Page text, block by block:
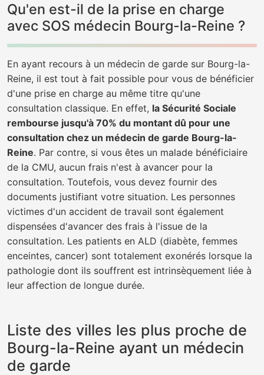
Qu'en est-il de la prise en charge
avec SOS médecin Bourg-la-Reine ?
En ayant recours à un médecin de garde sur Bourg-la-
Reine, il est tout à fait possible pour vous de bénéficier
d'une prise en charge au même titre qu'une
consultation classique. En effet, la Sécurité Sociale
rembourse jusqu'à 70% du montant dû pour une
consultation chez un médecin de garde Bourg-la-
Reine. Par contre, si vous êtes un malade bénéficiaire
de la CMU, aucun frais n'est à avancer pour la
consultation. Toutefois, vous devez fournir des
documents justifiant votre situation. Les personnes
victimes d'un accident de travail sont également
dispensées d'avancer des frais à l'issue de la
consultation. Les patients en ALD (diabète, femmes
enceintes, cancer) sont totalement exonérés lorsque la
pathologie dont ils souffrent est intrinsèquement liée à
leur affection de longue durée.
Liste des villes les plus proche de
Bourg-la-Reine ayant un médecin
de garde